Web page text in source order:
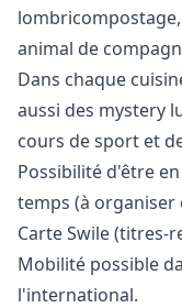
animal de
Dans chaque
aussi des mystery
cours de sport et
Possibilité d'être
temps (à organiser
Carte Swile (titres-
Mobilité possible
l'international.